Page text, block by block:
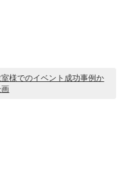
様でのイベント成功事例か